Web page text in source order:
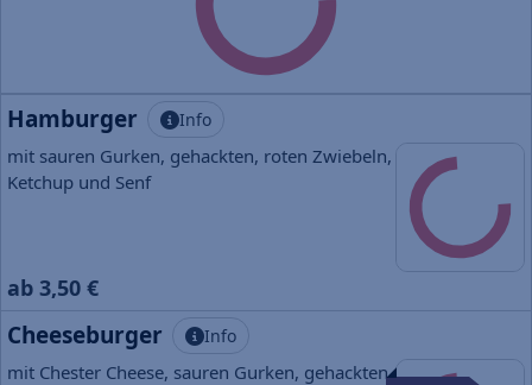
Hamburger Info
mit sauren Gurken, gehackten, roten Zwiebeln,
Ketchup und Senf
ab 3,50 €
Cheeseburger Info
mit Chester Cheese, sauren Gurken, gehackten,